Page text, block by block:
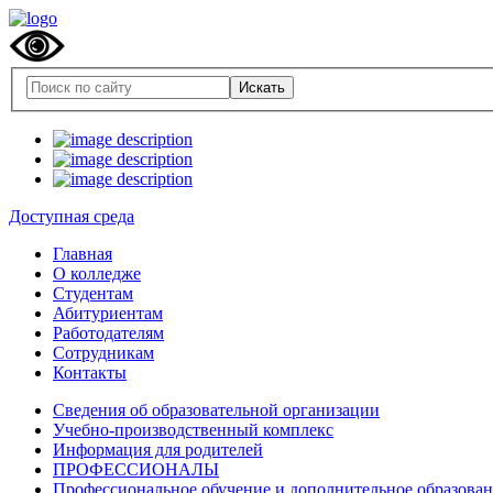
Доступная среда
Главная
О колледже
Студентам
Абитуриентам
Работодателям
Сотрудникам
Контакты
Сведения об образовательной организации
Учебно-производственный комплекс
Информация для родителей
ПРОФЕССИОНАЛЫ
Профессиональное обучение и дополнительное